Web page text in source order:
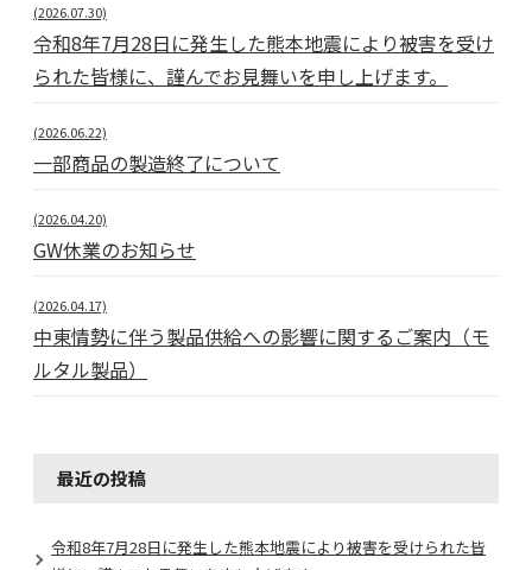
(2026.07.30)
令和8年7月28日に発生した熊本地震により被害を受け
られた皆様に、謹んでお見舞いを申し上げます。
(2026.06.22)
一部商品の製造終了について
(2026.04.20)
GW休業のお知らせ
(2026.04.17)
中東情勢に伴う製品供給への影響に関するご案内（モ
ルタル製品）
最近の投稿
令和8年7月28日に発生した熊本地震により被害を受けられた皆